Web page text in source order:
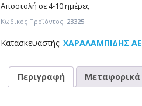
Αποστολή σε 4-10 ημέρες
Κωδικός Προϊόντος: 23325
Κατασκευαστής: ΧΑΡΑΛΑΜΠΙΔΗΣ ΑΕ
Περιγραφή Μεταφορικά